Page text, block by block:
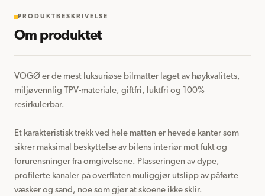
PRODUKTBESKRIVELSE
Om produktet
VOGØ er de mest luksuriøse bilmatter laget av høykvalitets,
miljøvennlig TPV-materiale, giftfri, luktfri og 100%
resirkulerbar.
Et karakteristisk trekk ved hele matten er hevede kanter som
sikrer maksimal beskyttelse av bilens interiør mot fukt og
forurensninger fra omgivelsene. Plasseringen av dype,
profilerte kanaler på overflaten muliggjør utslipp av påførte
væsker og sand, noe som gjør at skoene ikke sklir.